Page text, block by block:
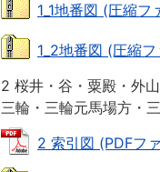
1_1地番図 (圧縮フ
1_2地番図 (圧縮
2 桜井・谷・粟殿・外
三輪・三輪元馬場方・
2 索引図 (PDFフ